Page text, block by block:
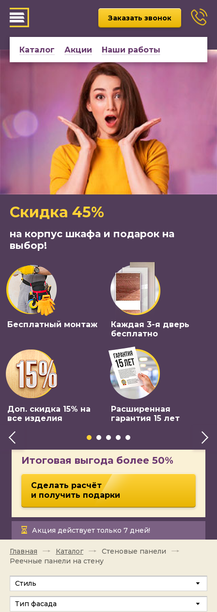
Заказать звонок
Каталог Акции Наши работы
Скидка 45%
на корпус шкафа и подарок на
выбор!
Бесплатный монтаж
Каждая 3-я дверь
бесплатно
Доп. скидка 15% на
все изделия
Расширенная
гарантия 15 лет
Итоговая выгода более 50%
Сделать расчёт
и получить подарки
Акция действует только 7 дней!
Главная Каталог
Стеновые панели
Реечные панели на стену